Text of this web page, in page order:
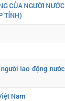
CỦA NGƯỜI NƯỚC
TỈNH)
lao động nước
Nam